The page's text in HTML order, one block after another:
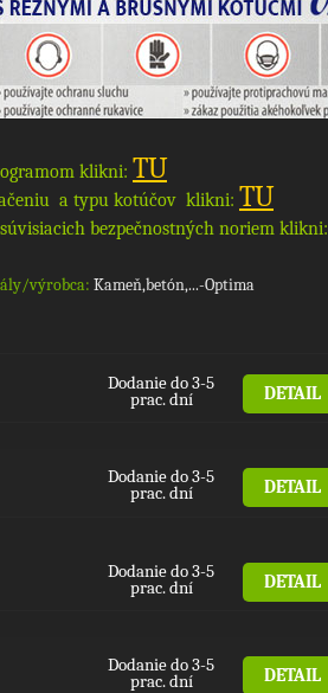
klikni: TU
a typu kotúčov klikni: TU
bezpečnostných noriem klikni:
výrobca: Kameň,betón,...-Optima
Dodanie do 3-5
prac. dní DETAIL
Dodanie do 3-5
prac. dní DETAIL
Dodanie do 3-5
prac. dní DETAIL
Dodanie do 3-5
prac. dní DETAIL